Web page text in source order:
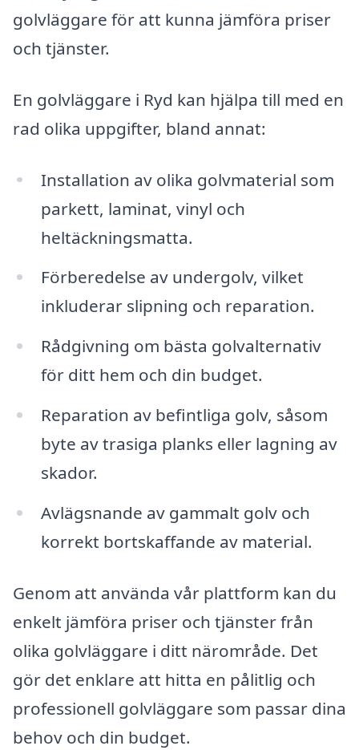
golvläggare för att kunna jämföra priser
och tjänster.
En golvläggare i Ryd kan hjälpa till med en
rad olika uppgifter, bland annat:
Installation av olika golvmaterial som
parkett, laminat, vinyl och
heltäckningsmatta.
Förberedelse av undergolv, vilket
inkluderar slipning och reparation.
Rådgivning om bästa golvalternativ
för ditt hem och din budget.
Reparation av befintliga golv, såsom
byte av trasiga planks eller lagning av
skador.
Avlägsnande av gammalt golv och
korrekt bortskaffande av material.
Genom att använda vår plattform kan du
enkelt jämföra priser och tjänster från
olika golvläggare i ditt närområde. Det
gör det enklare att hitta en pålitlig och
professionell golvläggare som passar dina
behov och din budget.